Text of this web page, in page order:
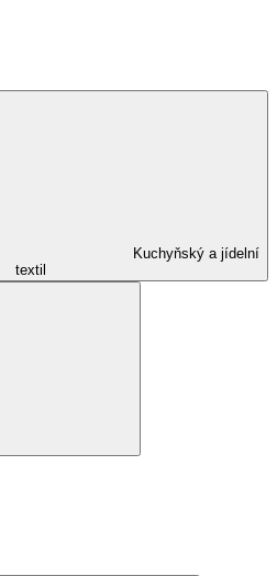
Kuchyňský a jídelní
textil